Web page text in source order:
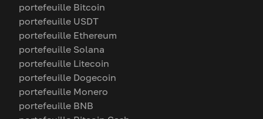
portefeuille Bitcoin
portefeuille USDT
portefeuille Ethereum
portefeuille Solana
portefeuille Litecoin
portefeuille Dogecoin
portefeuille Monero
portefeuille BNB